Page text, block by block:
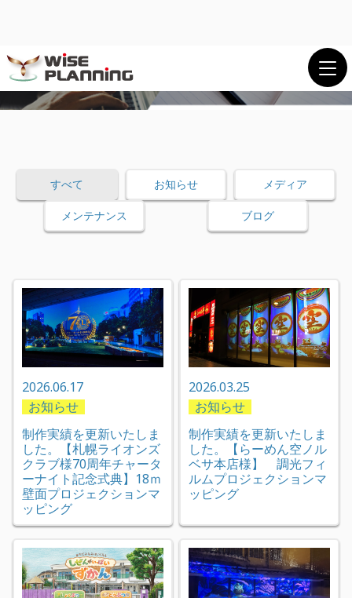
プロジェクションマッピング映像制作会社。
機材選定から施工までワンストップで提供。
メニュー
閉じる
すべて お知らせ メディア
メンテナンス ブログ
2026.06.17
お知らせ
制作実績を更新いたしま
した。【札幌ライオンズ
クラブ様70周年チャータ
ーナイト記念式典】18ｍ
壁面プロジェクションマ
ッピング
2026.03.25
お知らせ
制作実績を更新いたしま
した。【らーめん空ノル
ベサ本店様】 調光フィ
ルムプロジェクションマ
ッピング